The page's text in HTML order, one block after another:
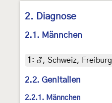
2. Diagnose
2.1. Männchen
1 : ♂, Schweiz,
2.2. Genitalien
2.2.1. Männchen